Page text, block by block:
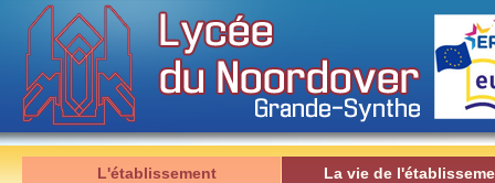
L'établissement La vie de